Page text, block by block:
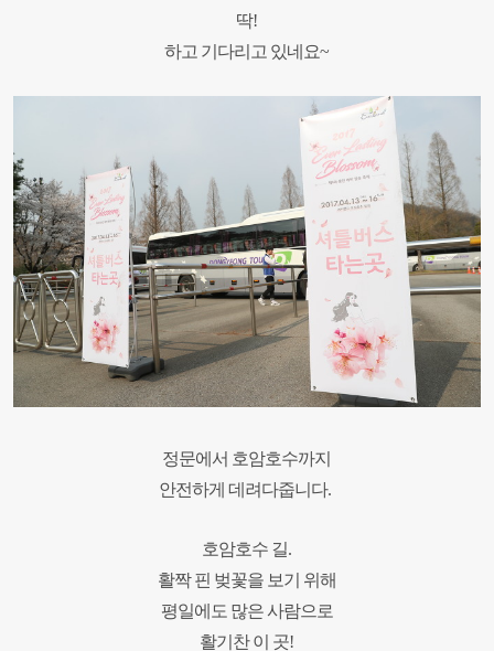
딱!
하고 기다리고 있네요~
정문에서 호암호수까지
안전하게 데려다줍니다.
호암호수 길.
활짝 핀 벚꽃을 보기 위해
평일에도 많은 사람으로
활기찬 이 곳!